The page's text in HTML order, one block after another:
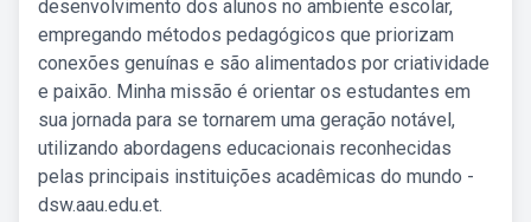
desenvolvimento dos alunos no ambiente escolar,
empregando métodos pedagógicos que priorizam
conexões genuínas e são alimentados por criatividade
e paixão. Minha missão é orientar os estudantes em
sua jornada para se tornarem uma geração notável,
utilizando abordagens educacionais reconhecidas
pelas principais instituições acadêmicas do mundo -
dsw.aau.edu.et.